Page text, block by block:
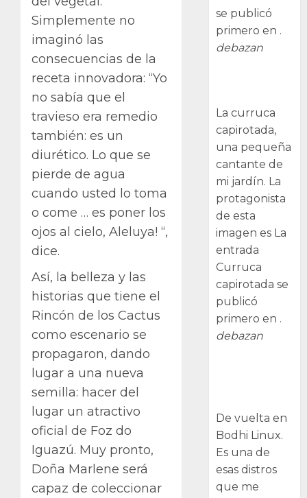
Simplemente no
imaginó las
consecuencias de la
receta innovadora: “Yo
no sabía que el
travieso era remedio
también: es un
diurético. Lo que se
pierde de agua
cuando usted lo toma
o come … es poner los
ojos al cielo, Aleluya! “,
dice.
Así, la belleza y las
historias que tiene el
Rincón de los Cactus
como escenario se
propagaron, dando
lugar a una nueva
semilla: hacer del
lugar un atractivo
oficial de Foz do
Iguazú. Muy pronto,
Doña Marlene será
capaz de coleccionar
se publicó
primero en .
debazan
La curruca
capirotada,
una pequeña
cantante de
mi jardín. La
protagonista
de esta
imagen es La
entrada
Curruca
capirotada se
publicó
primero en .
debazan
De vuelta en
Bodhi Linux.
Es una de
esas distros
que me